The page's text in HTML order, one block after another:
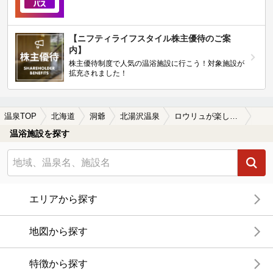
【ニフティライフスタイル株主優待のご案
内】
株主優待制度で人気の温浴施設に行こう！対象施設が
拡充されました！
温泉TOP 北海道 洞爺 北湯沢温泉 ロウリュが楽しめる北湯沢温泉の温泉、日帰り温泉、スーパー銭湯おすすめ
温浴施設を探す
エリアから探す
地図から探す
特徴から探す